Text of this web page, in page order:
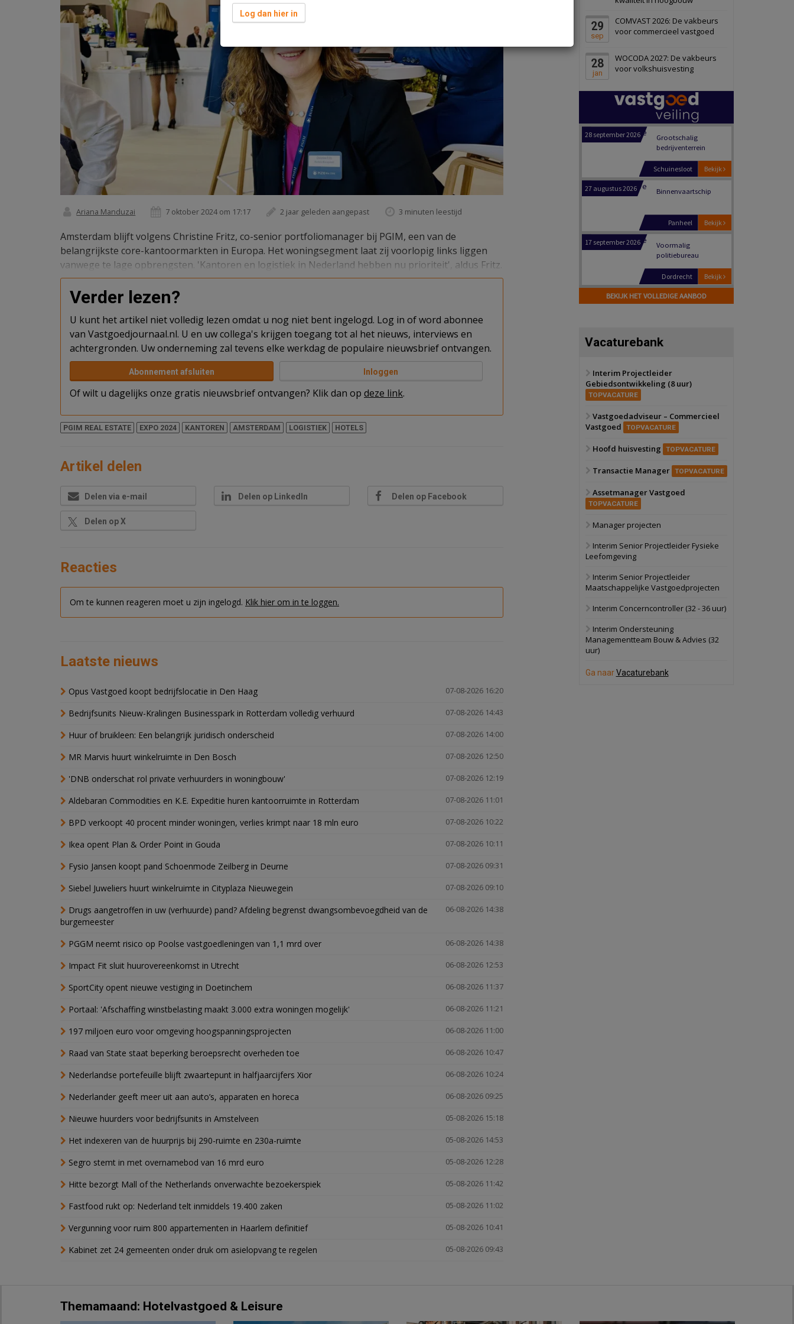
Ariana Manduzai 7 oktober 2024 om 17:17 2 jaar geleden aangepast 3 minuten leestijd
Amsterdam blijft volgens Christine Fritz, co-senior portfoliomanager bij PGIM, een van de
belangrijkste core-kantoormarkten in Europa. Het woningsegment laat zij voorlopig links liggen
vanwege te lage opbrengsten. 'Kantoren en logistiek in Nederland hebben nu prioriteit', aldus Fritz.
Verder lezen?
U kunt het artikel niet volledig lezen omdat u nog niet bent ingelogd. Log in of word abonnee
van Vastgoedjournaal.nl. U en uw collega's krijgen toegang tot al het nieuws, interviews en
achtergronden. Uw onderneming zal tevens elke werkdag de populaire nieuwsbrief ontvangen.
Abonnement afsluiten Inloggen
Of wilt u dagelijks onze gratis nieuwsbrief ontvangen? Klik dan op deze link.
PGIM REAL ESTATE EXPO 2024 KANTOREN AMSTERDAM LOGISTIEK HOTELS
Artikel delen
Delen via e-mail Delen op LinkedIn Delen op Facebook
Delen op X
Reacties
Om te kunnen reageren moet u zijn ingelogd. Klik hier om in te loggen.
Laatste nieuws
07-08-2026 16:20
Opus Vastgoed koopt bedrijfslocatie in Den Haag
07-08-2026 14:43
Bedrijfsunits Nieuw-Kralingen Businesspark in Rotterdam volledig verhuurd
07-08-2026 14:00
Huur of bruikleen: Een belangrijk juridisch onderscheid
07-08-2026 12:50
MR Marvis huurt winkelruimte in Den Bosch
07-08-2026 12:19
'DNB onderschat rol private verhuurders in woningbouw'
07-08-2026 11:01
Aldebaran Commodities en K.E. Expeditie huren kantoorruimte in Rotterdam
07-08-2026 10:22
BPD verkoopt 40 procent minder woningen, verlies krimpt naar 18 mln euro
07-08-2026 10:11
Ikea opent Plan & Order Point in Gouda
07-08-2026 09:31
Fysio Jansen koopt pand Schoenmode Zeilberg in Deurne
07-08-2026 09:10
Siebel Juweliers huurt winkelruimte in Cityplaza Nieuwegein
06-08-2026 14:38
Drugs aangetroffen in uw (verhuurde) pand? Afdeling begrenst dwangsombevoegdheid van de
burgemeester
06-08-2026 14:38
PGGM neemt risico op Poolse vastgoedleningen van 1,1 mrd over
06-08-2026 12:53
Impact Fit sluit huurovereenkomst in Utrecht
06-08-2026 11:37
SportCity opent nieuwe vestiging in Doetinchem
06-08-2026 11:21
Portaal: 'Afschaffing winstbelasting maakt 3.000 extra woningen mogelijk'
06-08-2026 11:00
197 miljoen euro voor omgeving hoogspanningsprojecten
06-08-2026 10:47
Raad van State staat beperking beroepsrecht overheden toe
06-08-2026 10:24
Nederlandse portefeuille blijft zwaartepunt in halfjaarcijfers Xior
06-08-2026 09:25
Nederlander geeft meer uit aan auto’s, apparaten en horeca
05-08-2026 15:18
Nieuwe huurders voor bedrijfsunits in Amstelveen
05-08-2026 14:53
Het indexeren van de huurprijs bij 290-ruimte en 230a-ruimte
05-08-2026 12:28
Segro stemt in met overnamebod van 16 mrd euro
05-08-2026 11:42
Hitte bezorgt Mall of the Netherlands onverwachte bezoekerspiek
05-08-2026 11:02
Fastfood rukt op: Nederland telt inmiddels 19.400 zaken
05-08-2026 10:41
Vergunning voor ruim 800 appartementen in Haarlem definitief
05-08-2026 09:43
Kabinet zet 24 gemeenten onder druk om asielopvang te regelen
29
sep
COMVAST 2026: De vakbeurs
voor commercieel vastgoed
28
jan
WOCODA 2027: De vakbeurs
voor volkshuisvesting
Zwanenburg
6 oktober 2026 Transformatieobject
Bekijk
Schiedam
22 september 2026
Oranje
28 september 2026
Grootschalig
bedrijventerrein
Bekijk
Schuinesloot
27 augustus 2026 Binnenvaartschip
Bekijk
Panheel
17 september 2026
Voormalig
politiebureau
Bekijk
Dordrecht
17 september 2026
Voormalig
Zaandam
8 september 2026
Schiedam
22 september 2026
Bekijk
Oranje
bedrijventerrein
17 september 2026
Voormalig
BEKIJK HET VOLLEDIGE AANBOD
Vacaturebank
Interim Projectleider
Gebiedsontwikkeling (8 uur)
TOPVACATURE
Vastgoedadviseur – Commercieel
Vastgoed
TOPVACATURE
Hoofd huisvesting TOPVACATURE
Transactie Manager TOPVACATURE
Assetmanager Vastgoed
TOPVACATURE
Manager projecten
Interim Senior Projectleider Fysieke
Leefomgeving
Interim Senior Projectleider
Maatschappelijke Vastgoedprojecten
Interim Concerncontroller (32 - 36 uur)
Interim Ondersteuning
Managementteam Bouw & Advies (32
uur)
Ga naarVacaturebank
Themamaand: Hotelvastgoed & Leisure
Log dan hier in